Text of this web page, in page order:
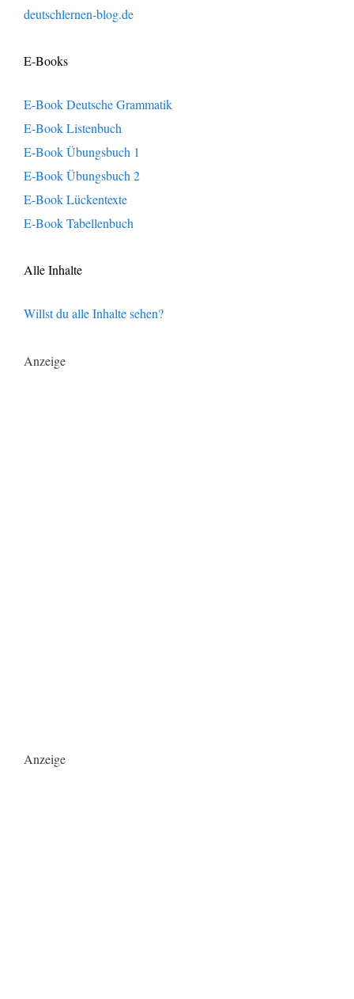
deutschlernen-blog.de
E-Books
E-Book Deutsche Grammatik
E-Book Listenbuch
E-Book Übungsbuch 1
E-Book Übungsbuch 2
E-Book Lückentexte
E-Book Tabellenbuch
Alle Inhalte
Willst du alle Inhalte sehen?
Anzeige
Anzeige